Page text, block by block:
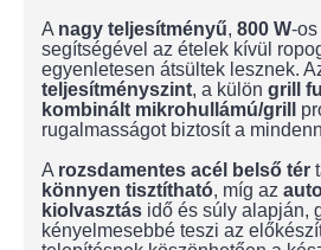
A nagy teljesítményű, 800 W-os
segítségével az ételek kívül
egyenletesen átsültek lesznek.
teljesítményszint, a külön grill
kombinált mikrohullámú/grill
rugalmasságot biztosít a
A rozsdamentes acél belső tér
könnyen tisztítható, míg az
kiolvasztás idő és súly alapján,
kényelmesebbé teszi az